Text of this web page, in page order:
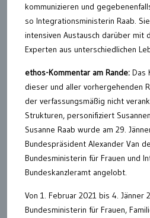
kommunizieren und
so Integrationsministerin Raab.
intensiven Austausch darüber mit
Experten aus unterschiedlichen
ethos-Kommentar am Rande: Das
dieser und aller vorhergehenden
der verfassungsmäßig nicht
Strukturen, personifiziert
Susanne Raab wurde am 29.
Bundespräsident Alexander Van
Bundesministerin für Frauen und
Bundeskanzleramt angelobt.
Von 1. Februar 2021 bis 4. Jänner
Bundesministerin für Frauen,